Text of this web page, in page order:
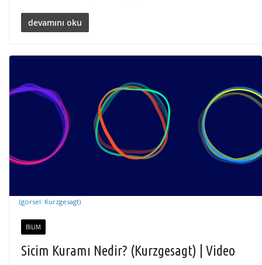
devamını oku
(görsel: Kurzgesagt)
BILIM
Sicim Kuramı Nedir? (Kurzgesagt) | Video